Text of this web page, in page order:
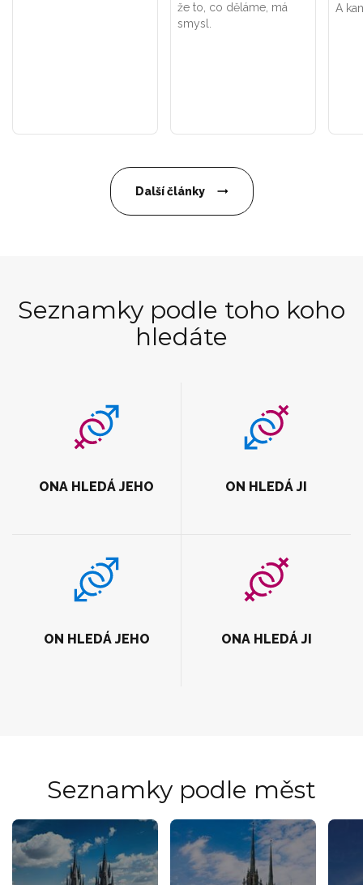
že to, co děláme, má
smysl.
A
Další články
Seznamky podle toho koho
hledáte
ONA HLEDÁ JEHO ON HLEDÁ JI
ON HLEDÁ JEHO ONA HLEDÁ JI
Seznamky podle měst